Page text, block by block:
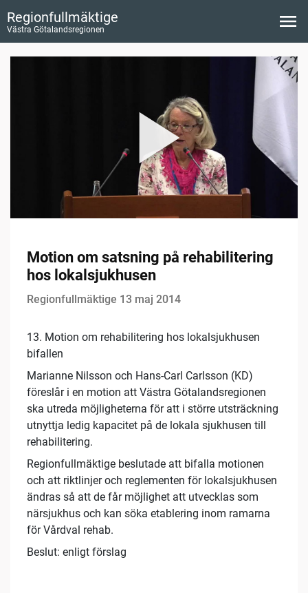
Regionfullmäktige
Västra Götalandsregionen
Motion om satsning på rehabilitering
hos lokalsjukhusen
Regionfullmäktige 13 maj 2014
13. Motion om rehabilitering hos lokalsjukhusen
bifallen
Marianne Nilsson och Hans-Carl Carlsson (KD)
föreslår i en motion att Västra Götalandsregionen
ska utreda möjligheterna för att i större utsträckning
utnyttja ledig kapacitet på de lokala sjukhusen till
rehabilitering.
Regionfullmäktige beslutade att bifalla motionen
och att riktlinjer och reglementen för lokalsjukhusen
ändras så att de får möjlighet att utvecklas som
närsjukhus och kan söka etablering inom ramarna
för Vårdval rehab.
Beslut: enligt förslag